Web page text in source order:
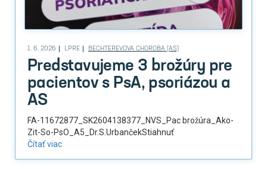
1. 6. 2026 LPRE BECHTEREVOVA CHOROBA (AS)
Predstavujeme 3 brožúry pre
pacientov s PsA, psoriázou a
AS
FA-11672877_SK2604138377_NVS_Pac brožúra_Ako-
Zit-So-PsO_A5_Dr.S.UrbančekStiahnuť
Čítať viac